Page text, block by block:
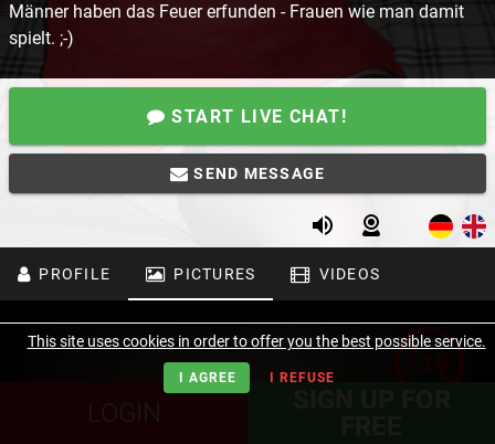
Männer haben das Feuer erfunden - Frauen wie man damit
spielt. ;-)
START LIVE CHAT!
SEND MESSAGE
PROFILE PICTURES VIDEOS
LOGIN
This site uses cookies in order to offer you the best possible service.
I AGREE I REFUSE